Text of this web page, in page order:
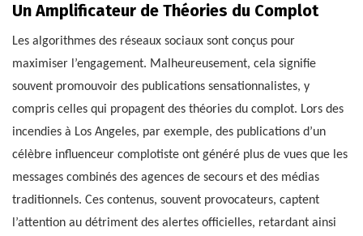
Un Amplificateur de Théories du Complot
Les algorithmes des réseaux sociaux sont conçus pour
maximiser l’engagement. Malheureusement, cela signifie
souvent promouvoir des publications sensationnalistes, y
compris celles qui propagent des théories du complot. Lors des
incendies à Los Angeles, par exemple, des publications d’un
célèbre influenceur complotiste ont généré plus de vues que les
messages combinés des agences de secours et des médias
traditionnels. Ces contenus, souvent provocateurs, captent
l’attention au détriment des alertes officielles, retardant ainsi